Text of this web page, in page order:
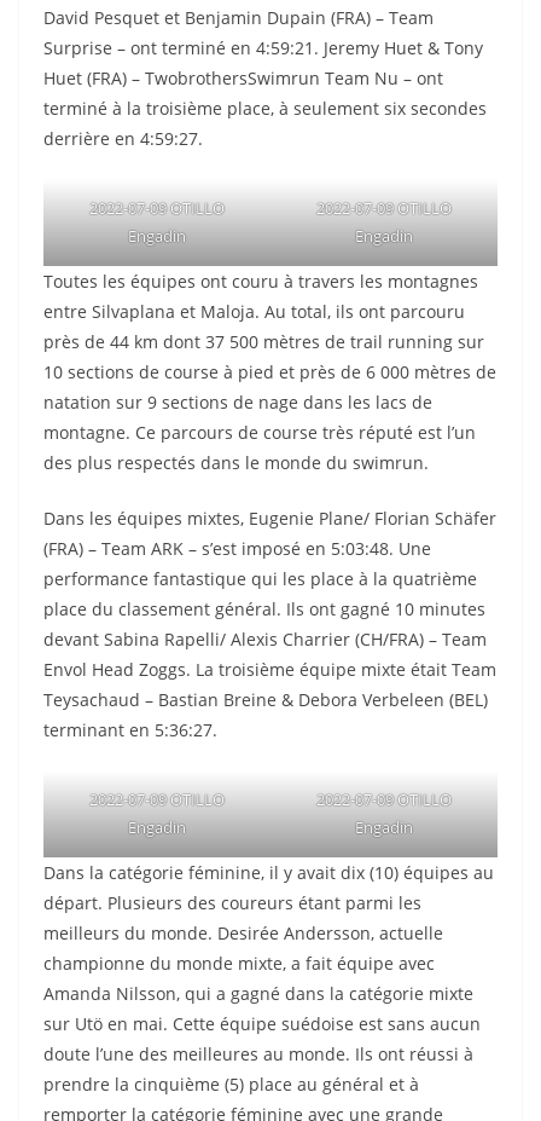
David Pesquet et Benjamin Dupain (FRA) – Team
Surprise – ont terminé en 4:59:21. Jeremy Huet & Tony
Huet (FRA) – TwobrothersSwimrun Team Nu – ont
terminé à la troisième place, à seulement six secondes
derrière en 4:59:27.
2022-07-09 OTILLO
Engadin
2022-07-09 OTILLO
Engadin
Toutes les équipes ont couru à travers les montagnes
entre Silvaplana et Maloja. Au total, ils ont parcouru
près de 44 km dont 37 500 mètres de trail running sur
10 sections de course à pied et près de 6 000 mètres de
natation sur 9 sections de nage dans les lacs de
montagne. Ce parcours de course très réputé est l’un
des plus respectés dans le monde du swimrun.
Dans les équipes mixtes, Eugenie Plane/ Florian Schäfer
(FRA) – Team ARK – s’est imposé en 5:03:48. Une
performance fantastique qui les place à la quatrième
place du classement général. Ils ont gagné 10 minutes
devant Sabina Rapelli/ Alexis Charrier (CH/FRA) – Team
Envol Head Zoggs. La troisième équipe mixte était Team
Teysachaud – Bastian Breine & Debora Verbeleen (BEL)
terminant en 5:36:27.
2022-07-09 OTILLO
Engadin
2022-07-09 OTILLO
Engadin
Dans la catégorie féminine, il y avait dix (10) équipes au
départ. Plusieurs des coureurs étant parmi les
meilleurs du monde. Desirée Andersson, actuelle
championne du monde mixte, a fait équipe avec
Amanda Nilsson, qui a gagné dans la catégorie mixte
sur Utö en mai. Cette équipe suédoise est sans aucun
doute l’une des meilleures au monde. Ils ont réussi à
prendre la cinquième (5) place au général et à
remporter la catégorie féminine avec une grande